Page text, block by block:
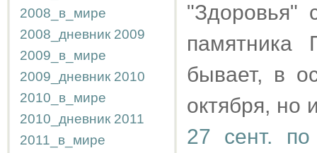
2008_в_мире
2008_дневник 2009
2009_в_мире
2009_дневник 2010
2010_в_мире
2010_дневник 2011
2011_в_мире
"Здоровья"
памятника
бывает, в
октября, но
27 сент. по